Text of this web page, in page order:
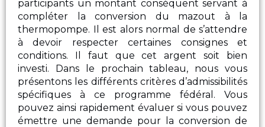
participants un montant conséquent servant à
compléter la conversion du mazout à la
thermopompe. Il est alors normal de s’attendre
à devoir respecter certaines consignes et
conditions. Il faut que cet argent soit bien
investi. Dans le prochain tableau, nous vous
présentons les différents critères d’admissibilités
spécifiques à ce programme fédéral. Vous
pouvez ainsi rapidement évaluer si vous pouvez
émettre une demande pour la conversion de